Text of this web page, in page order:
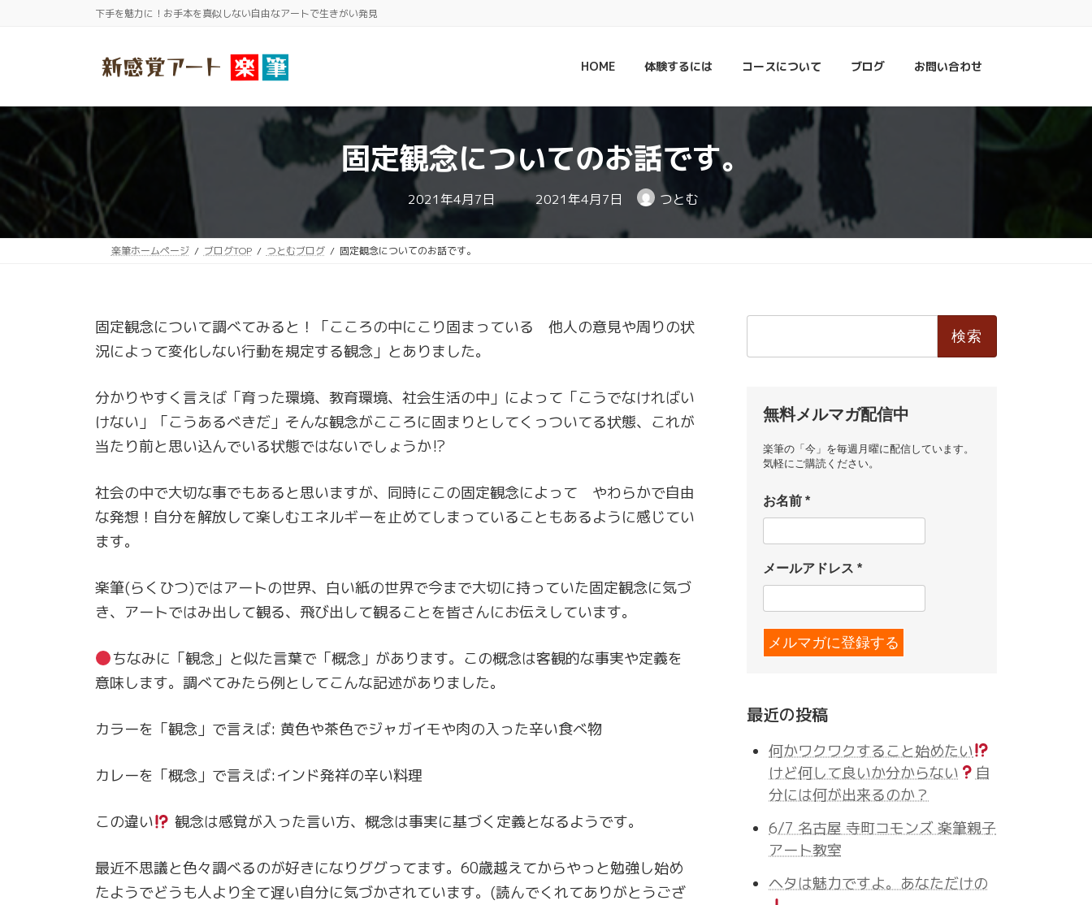
へ
ッ
ョ
移
下手を魅力に！お手本を真似しない自由なアートで生きがい発見
HOME 体験するには コースについて ブログ お問い合わせ
固定観念についてのお話です。
2021年4月7日 最
終
更
日
2021年4月7日 つとむ
楽筆ホームページ ブログTOP つとむブログ 固定観念についてのお話です。
固定観念について調べてみると！「こころの中にこり固まっている 他人の意見や周りの状
況によって変化しない行動を規定する観念」とありました。
分かりやすく言えば「育った環境、教育環境、社会生活の中」によって「こうでなければい
けない」「こうあるべきだ」そんな観念がこころに固まりとしてくっついてる状態、これが
当たり前と思い込んでいる状態ではないでしょうか⁉︎
社会の中で大切な事でもあると思いますが、同時にこの固定観念によって やわらかで自由
な発想！自分を解放して楽しむエネルギーを止めてしまっていることもあるように感じてい
ます。
楽筆(らくひつ)ではアートの世界、白い紙の世界で今まで大切に持っていた固定観念に気づ
き、アートではみ出して観る、飛び出して観ることを皆さんにお伝えしています。
ちなみに「観念」と似た言葉で「概念」があります。この概念は客観的な事実や定義を
意味します。調べてみたら例としてこんな記述がありました。
カラーを「観念」で言えば: 黄色や茶色でジャガイモや肉の入った辛い食べ物
カレーを「概念」で言えば:インド発祥の辛い料理
この違い 観念は感覚が入った言い方、概念は事実に基づく定義となるようです。
最近不思議と色々調べるのが好きになりググってます。60歳越えてからやっと勉強し始め
たようでどうも人より全て遅い自分に気づかされています。(読んでくれてありがとうござ
無料メルマガ配信中
楽筆の「今」を毎週月曜に配信しています。
気軽にご購読ください。
お名前*
メールアドレス*
最近の投稿
何かワクワクすること始めたい
けど何して良いか分からない
自
分には何が出来るのか？
6/7 名古屋 寺町コモンズ 楽筆親子
アート教室
ヘタは魅力ですよ。あなただけの